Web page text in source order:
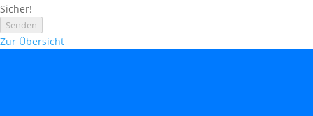
Sicher!
Senden
Zur Übersicht